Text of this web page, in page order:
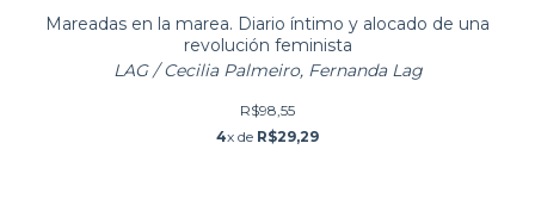
Mareadas en la marea. Diario íntimo y alocado de una
revolución feminista
LAG / Cecilia Palmeiro, Fernanda Lag
R$98,55
4x de R$29,29